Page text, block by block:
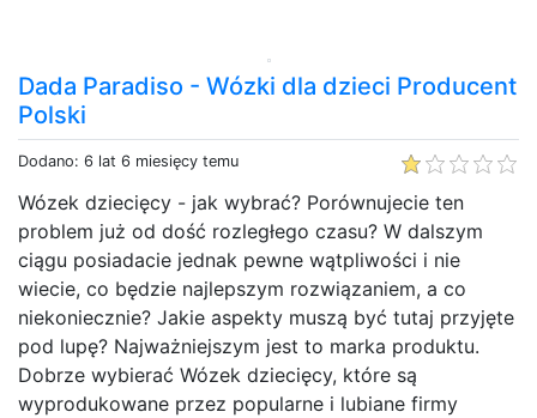
Dada Paradiso - Wózki dla dzieci Producent
Polski
Dodano: 6 lat 6 miesięcy temu
Wózek dziecięcy - jak wybrać? Porównujecie ten
problem już od dość rozległego czasu? W dalszym
ciągu posiadacie jednak pewne wątpliwości i nie
wiecie, co będzie najlepszym rozwiązaniem, a co
niekoniecznie? Jakie aspekty muszą być tutaj przyjęte
pod lupę? Najważniejszym jest to marka produktu.
Dobrze wybierać Wózek dziecięcy, które są
wyprodukowane przez popularne i lubiane firmy